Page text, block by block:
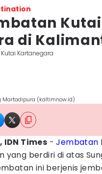
Kutai
di
Kutai Kartanegara
Martadipura (kaltimnow.id)
, IDN Times -Jembatan
yang berdiri di atas
ini berjenis